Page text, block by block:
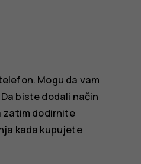
Mogu da vam
biste dodali način
zatim dodirnite
kada kupujete